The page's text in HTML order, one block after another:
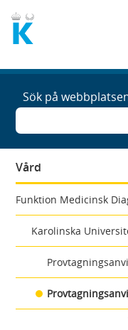
Sök på
Vård
Funktion Medicinsk
Karolinska